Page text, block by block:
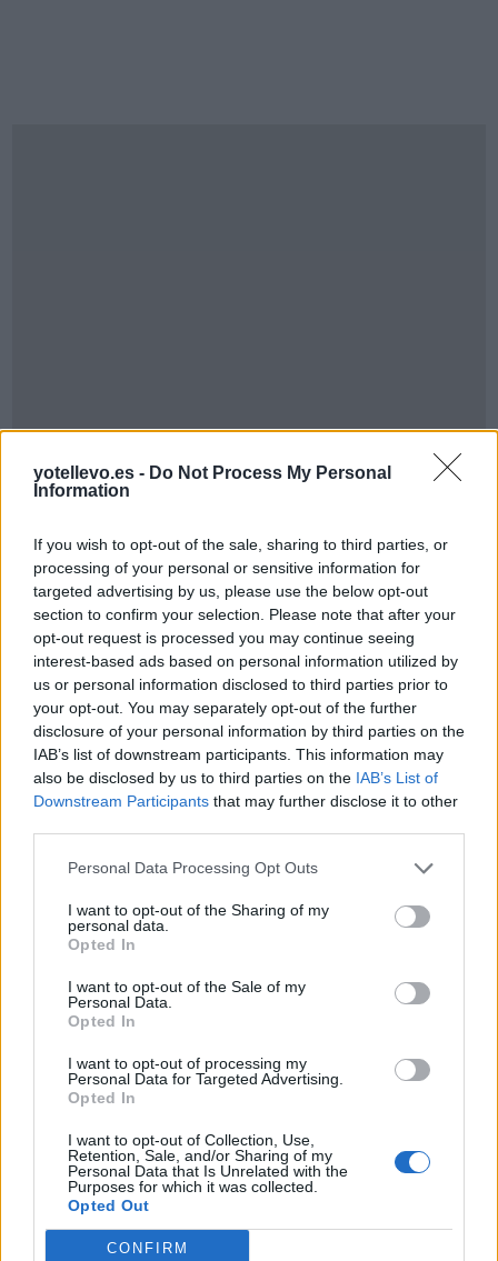
yotellevo.es - Do Not Process My Personal
Information
If you wish to opt-out of the sale, sharing to third parties, or
processing of your personal or sensitive information for
targeted advertising by us, please use the below opt-out
section to confirm your selection. Please note that after your
opt-out request is processed you may continue seeing
interest-based ads based on personal information utilized by
us or personal information disclosed to third parties prior to
your opt-out. You may separately opt-out of the further
disclosure of your personal information by third parties on the
IAB’s list of downstream participants. This information may
also be disclosed by us to third parties on the IAB’s List of
Downstream Participants that may further disclose it to other
Personal Data Processing Opt Outs
I want to opt-out of the Sharing of my
personal data.
Opted In
I want to opt-out of the Sale of my
Personal Data.
Opted In
I want to opt-out of processing my
Personal Data for Targeted Advertising.
Opted In
I want to opt-out of Collection, Use,
Retention, Sale, and/or Sharing of my
Personal Data that Is Unrelated with the
Purposes for which it was collected.
Opted Out
CONFIRM
Cómo ir desde Santander Cantabria a
Massanassa Valencia
Cantabria y Massanassa Valencia
combustible por litro
5l/100km 7l/100km
10l/100km
Gasolina 95
0,00€
Gasolina 98 0,00€ 38l.-53l.-
76l.- 0,00€
0,00€ 38l.-
0,00€
53
0,00€
Bio diesel 0,00€